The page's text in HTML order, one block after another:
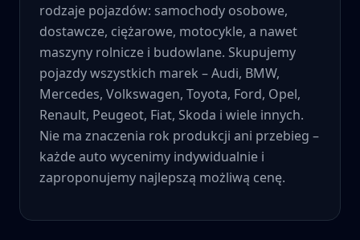
rodzaje pojazdów: samochody osobowe,
dostawcze, ciężarowe, motocykle, a nawet
maszyny rolnicze i budowlane. Skupujemy
pojazdy wszystkich marek – Audi, BMW,
Mercedes, Volkswagen, Toyota, Ford, Opel,
Renault, Peugeot, Fiat, Skoda i wiele innych.
Nie ma znaczenia rok produkcji ani przebieg –
każde auto wycenimy indywidualnie i
zaproponujemy najlepszą możliwą cenę.